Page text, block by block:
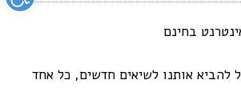
בחינם
להביא אותנו לשיאים חדשים, כל אחד